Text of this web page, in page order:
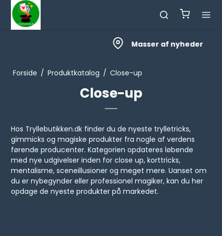
Masser af nyheder
Forside / Produktkatalog / Close-up
Close-up
Hos Tryllebutikken.dk finder du de nyeste trylletricks,
gimmicks og magiske produkter fra nogle af verdens
førende producenter. Kategorien opdateres løbende
med nye udgivelser inden for close up, korttricks,
mentalisme, sceneillusioner og meget mere. Uanset om
du er nybegynder eller professionel magiker, kan du her
opdage de nyeste produkter på markedet.